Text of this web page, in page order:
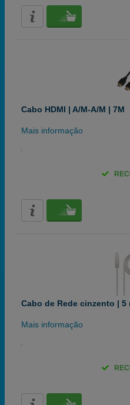
Cabo HDMI | A/M-A/M | 7M
Mais informação
Cabo de Rede cinzento | 5
Mais informação